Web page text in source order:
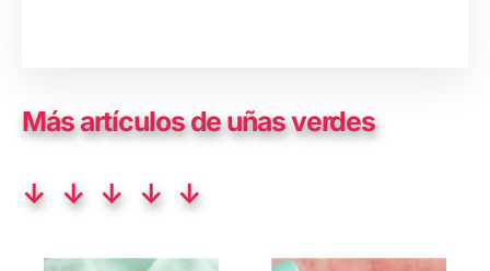
Más artículos de uñas verdes
↓ ↓ ↓ ↓ ↓